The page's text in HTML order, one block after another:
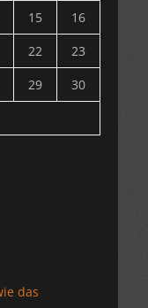
15
16
22
23
29
30
das